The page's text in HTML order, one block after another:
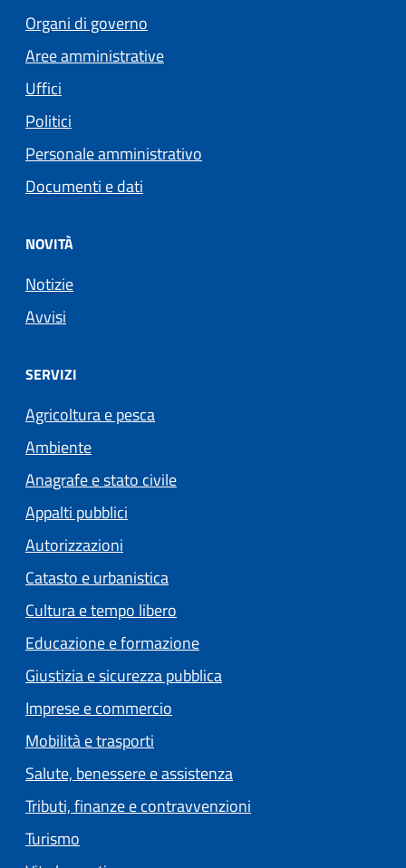
Organi di governo
Aree amministrative
Uffici
Politici
Personale amministrativo
Documenti e dati
NOVITÀ
Notizie
Avvisi
SERVIZI
Agricoltura e pesca
Ambiente
Anagrafe e stato civile
Appalti pubblici
Autorizzazioni
Catasto e urbanistica
Cultura e tempo libero
Educazione e formazione
Giustizia e sicurezza pubblica
Imprese e commercio
Mobilità e trasporti
Salute, benessere e assistenza
Tributi, finanze e contravvenzioni
Turismo